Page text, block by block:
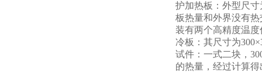
护加热板：外型尺寸
板热量和外界没有
装有两个高精度温
冷板：其尺寸为
试件：一式二块，
的热量，经过计算